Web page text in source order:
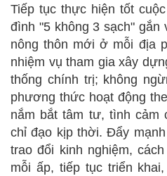
Tiếp tục thực hiện tốt
đình "5 không 3 sạch" gắn
nông thôn mới ở mỗi địa
nhiệm vụ tham gia xây
thống chính trị; không
phương thức hoạt động
nắm bắt tâm tư, tình cảm
chỉ đạo kịp thời. Đẩy
trao đổi kinh nghiệm,
mỗi ấp, tiếp tục triển